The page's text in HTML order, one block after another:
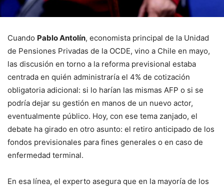
Cuando Pablo Antolín, economista principal de la Unidad
de Pensiones Privadas de la OCDE, vino a Chile en mayo,
las discusión en torno a la reforma previsional estaba
centrada en quién administraría el 4% de cotización
obligatoria adicional: si lo harían las mismas AFP o si se
podría dejar su gestión en manos de un nuevo actor,
eventualmente público. Hoy, con ese tema zanjado, el
debate ha girado en otro asunto: el retiro anticipado de los
fondos previsionales para fines generales o en caso de
enfermedad terminal.
En esa línea, el experto asegura que en la mayoría de los